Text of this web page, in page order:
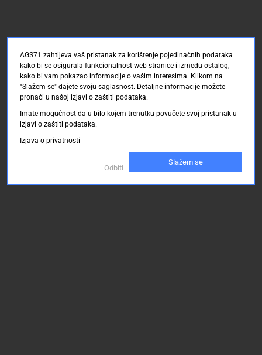
AGS71 zahtijeva vaš pristanak za korištenje pojedinačnih podataka
kako bi se osigurala funkcionalnost web stranice i između ostalog,
kako bi vam pokazao informacije o vašim interesima. Klikom na
"Slažem se" dajete svoju saglasnost. Detaljne informacije možete
pronaći u našoj izjavi o zaštiti podataka.
Imate mogućnost da u bilo kojem trenutku povučete svoj pristanak u
izjavi o zaštiti podataka.
Izjava o privatnosti
Odbiti
Slažem se